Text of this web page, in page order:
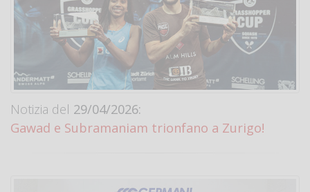
Notizia del 29/04/2026:
Gawad e Subramaniam trionfano a Zurigo!